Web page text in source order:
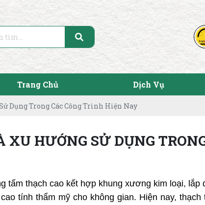
Trang Chủ Dịch Vụ
Dụng Trong Các Công Trình Hiện Nay
XU HƯỚNG SỬ DỤNG
tấm thạch cao kết hợp khung xương kim loại,
tính thẩm mỹ cho không gian. Hiện nay,